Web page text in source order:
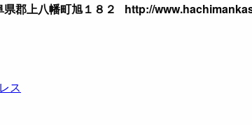
県郡上八幡町旭１８２ http://
ス